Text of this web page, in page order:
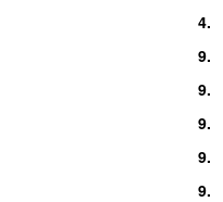
4.
9.
9.
9.
9.
9.